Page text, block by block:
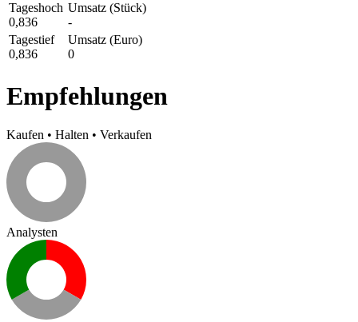
Tageshoch
0,836
Umsatz (Stück)
-
Tagestief
0,836
Umsatz (Euro)
0
Empfehlungen
Kaufen • Halten • Verkaufen
Analysten